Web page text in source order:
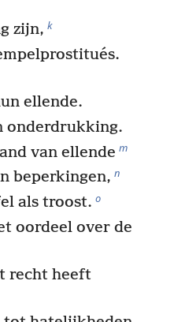
zijn, k
ellende.
onderdrukking.
van ellende m
beperkingen, n
als troost. o
oordeel over de
recht heeft